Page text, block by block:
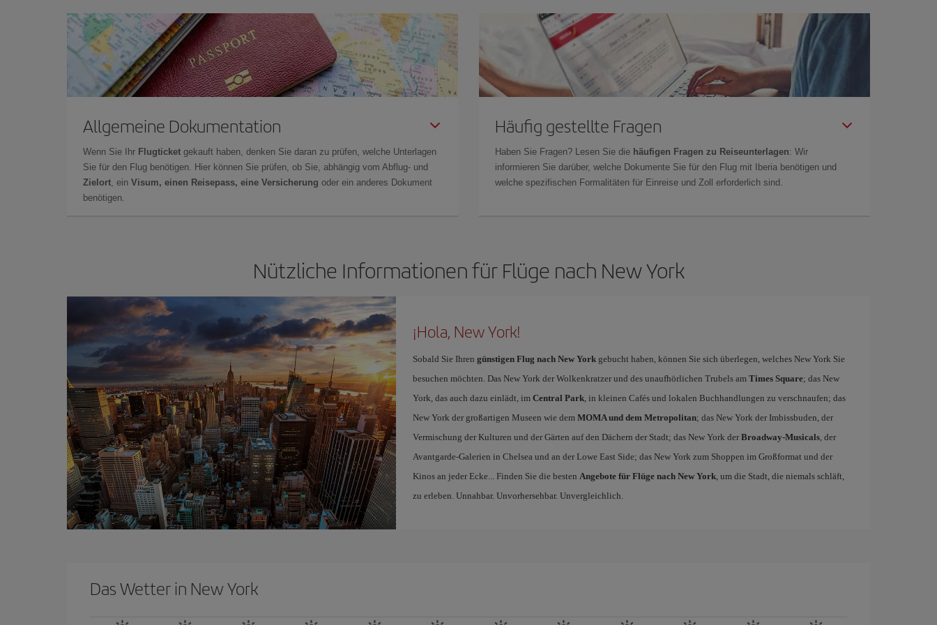
Allgemeine Dokumentation
Wenn Sie Ihr Flugticket gekauft haben, denken Sie daran zu prüfen, welche Unterlagen
Sie für den Flug benötigen. Hier können Sie prüfen, ob Sie, abhängig vom Abflug- und
Zielort, ein Visum, einen Reisepass, eine Versicherung oder ein anderes Dokument
benötigen.
Häufig gestellte Fragen
Haben Sie Fragen? Lesen Sie die häufigen Fragen zu Reiseunterlagen: Wir
informieren Sie darüber, welche Dokumente Sie für den Flug mit Iberia benötigen und
welche spezifischen Formalitäten für Einreise und Zoll erforderlich sind.
Nützliche Informationen für Flüge nach New York
¡Hola, New York!
Sobald Sie Ihren günstigen Flug nach New Yorkgebucht haben, können Sie sich überlegen, welches New York Sie
besuchen möchten. Das New York der Wolkenkratzer und des unaufhörlichen Trubels am Times Square; das New
York, das auch dazu einlädt, im Central Park, in kleinen Cafés und lokalen Buchhandlungen zu verschnaufen; das
New York der großartigen Museen wie dem MOMA und dem Metropolitan; das New York der Imbissbuden, der
Vermischung der Kulturen und der Gärten auf den Dächern der Stadt; das New York der Broadway-Musicals, der
Avantgarde-Galerien in Chelsea und an der Lowe East Side; das New York zum Shoppen im Großformat und der
Kinos an jeder Ecke... Finden Sie die besten Angebote für Flüge nach New York, um die Stadt, die niemals schläft,
zu erleben. Unnahbar. Unvorhersehbar. Unvergleichlich.
Das Wetter in New York